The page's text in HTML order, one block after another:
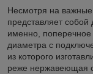
Несмотря на важные
представляет собой
именно, поперечное
диаметра с
из которого
реже нержавеющая